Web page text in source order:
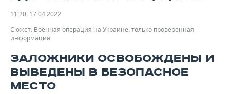
ДЕКЛАРАЦИИ О ДОХОДАХ
КОРОЛИ ГОСЗАКАЗА ПФО
ВУЗЫ ТАТАРСТАНА
КОМУ ПРИНАДЛЕЖАТ
НОВОСТИ ЭКОНОМИКИ
ФИНАНСЫ
БАНКИ
БЮДЖЕТ
ПРОМЫШЛЕННОСТЬ
НОВОСТИ
АГРОПРОМ
НЕДВИЖИМОСТЬ
НОВОСТИ НЕДВИЖИМОСТИ
АВТО
НОВОСТИ АВТО
БИЗНЕС
11:20, 17.04.2022
Сюжет: Военная операция на Украине: только проверенная
информация
ЗАЛОЖНИКИ ОСВОБОЖДЕНЫ И
ВЫВЕДЕНЫ В БЕЗОПАСНОЕ
МЕСТО